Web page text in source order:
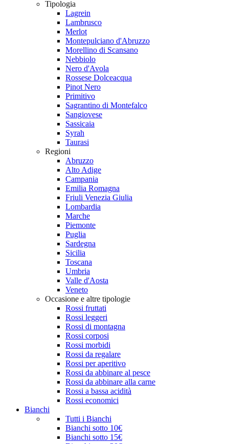
Tipologia
Lagrein
Lambrusco
Merlot
Montepulciano d'Abruzzo
Morellino di Scansano
Nebbiolo
Nero d'Avola
Rossese Dolceacqua
Pinot Nero
Primitivo
Sagrantino di Montefalco
Sangiovese
Sassicaia
Syrah
Taurasi
Regioni
Abruzzo
Alto Adige
Campania
Emilia Romagna
Friuli Venezia Giulia
Lombardia
Marche
Piemonte
Puglia
Sardegna
Sicilia
Toscana
Umbria
Valle d'Aosta
Veneto
Occasione e altre tipologie
Rossi fruttati
Rossi leggeri
Rossi di montagna
Rossi corposi
Rossi morbidi
Rossi da regalare
Rossi per aperitivo
Rossi da abbinare al pesce
Rossi da abbinare alla carne
Rossi a bassa acidità
Rossi economici
Bianchi
Tutti i Bianchi
Bianchi sotto 10€
Bianchi sotto 15€